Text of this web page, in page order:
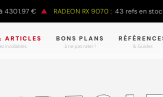
€ RADEON RX 9070 : 43 refs en stock de
ARTICLES
incollables.
BONS PLANS
à ne pas rater ! & Guides